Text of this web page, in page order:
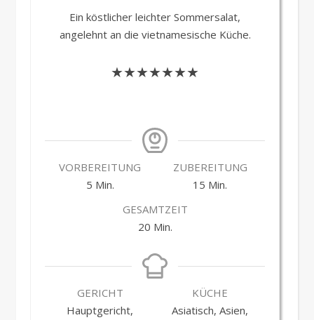
Ein köstlicher leichter Sommersalat,
angelehnt an die vietnamesische Küche.
★★★★★★★
VORBEREITUNG
5Minuten
Min.
ZUBEREITUNG
15 Minuten
Min.
GESAMTZEIT
20Minuten
Min.
GERICHT
Hauptgericht,
KÜCHE
Asiatisch, Asien,